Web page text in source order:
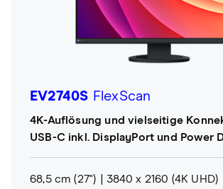
EV2740S FlexScan
4K-Auflösung und vielseitige
USB-C inkl. DisplayPort und Power
68,5 cm (27") 3840 x 2160 (4K UHD)